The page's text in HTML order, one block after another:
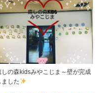
しの森kidsみやこじま～壁が完成
ました